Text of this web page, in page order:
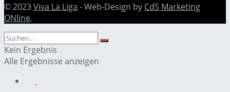
© 2023Viva La Liga - Web-Design by CdS Marketing
ONline.
Kein Ergebnis
Alle Ergebnisse anzeigen